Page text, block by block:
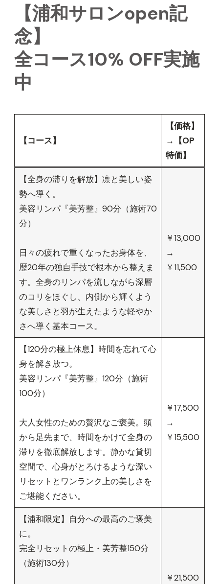
【浦和サロンopen記
念】
全コース10% OFF実施
中
【コース】
【価格】
→【OP
特価】
【全身の滞りを解放】凛と美しい姿
勢へ導く。
美容リンパ『美芳整』90分（施術70
分）
日々の疲れで重くなったお身体を、
歴20年の独自手技で根本から整えま
す。全身のリンパを流しながら深層
のコリをほぐし、内側から輝くよう
な美しさと羽が生えたような軽やか
さへ導く基本コース。
￥13,000
→
￥11,500
【120分の極上休息】時間を忘れて心
身を解き放つ。
美容リンパ『美芳整』120分（施術
100分）
大人女性のための贅沢なご褒美。頭
から足先まで、時間をかけて全身の
滞りを徹底解放します。静かな貸切
空間で、心身がとろけるような深い
リセットとワンランク上の美しさを
ご堪能ください。
￥17,500
→
￥15,500
【浦和限定】自分への最高のご褒美
に。
完全リセットの極上・美芳整150分
（施術130分）
￥21,500